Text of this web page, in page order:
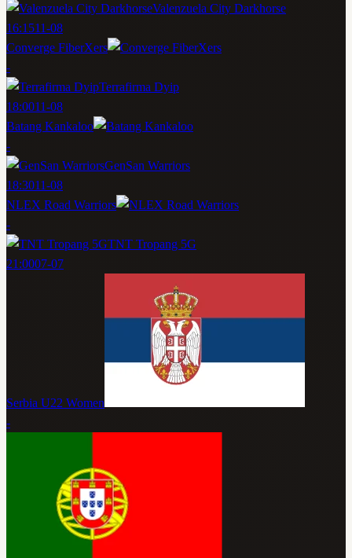
Valenzuela City Darkhorse
16:1511-08
Converge FiberXers
-
Terrafirma Dyip
18:0011-08
Batang Kankaloo
-
GenSan Warriors
18:3011-08
NLEX Road Warriors
-
TNT Tropang 5G
21:0007-07
Serbia U22 Women
-